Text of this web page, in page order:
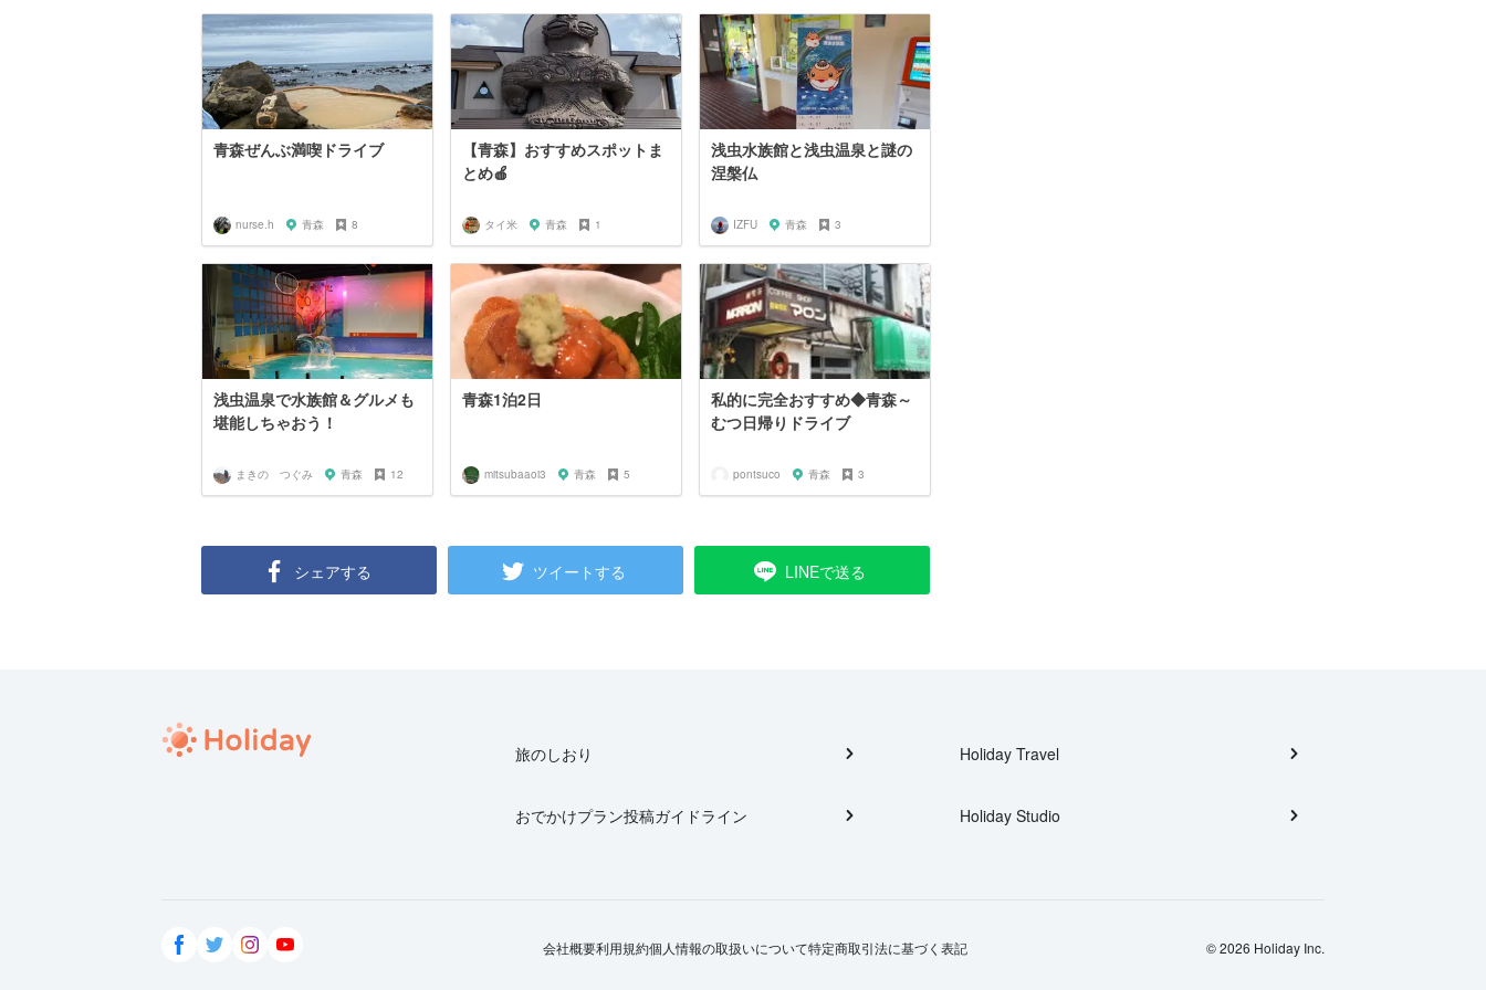
青森ぜんぶ満喫ドライブ
nurse.h 青森 8
【青森】おすすめスポットま
とめ🍎
タイ米 青森 1
浅虫水族館と浅虫温泉と謎の
涅槃仏
IZFU 青森 3
浅虫温泉で水族館＆グルメも
堪能しちゃおう！
まきの つぐみ 青森 12
青森1泊2日
mitsubaaoi3 青森 5
私的に完全おすすめ◆青森～
むつ日帰りドライブ
pontsuco 青森 3
シェアする ツイートする LINEで送る
旅のしおり
おでかけプラン投稿ガイドライン
Holiday Travel
Holiday Studio
会社概要利用規約個人情報の取扱いについて特定商取引法に基づく表記 © 2026 Holiday Inc.